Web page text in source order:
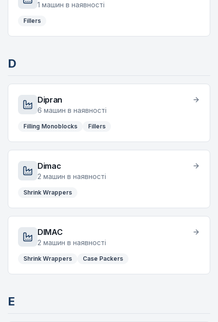
1 машин в наявності
Fillers
D
Dipran
6 машин в наявності
Filling Monoblocks Fillers
Dimac
2 машин в наявності
Shrink Wrappers
DIMAC
2 машин в наявності
Shrink Wrappers Case Packers
E